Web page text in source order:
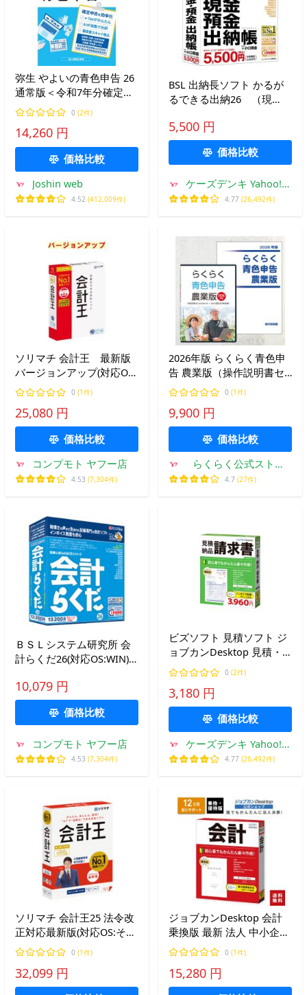
弥生 やよいの青色申告 26
通常版＜令和7年分確定申
告対応＞ ※パッケージ(メ
ディアレス)版 ヤヨイノア
オイロシンコク26-W 返品
種別B
0 (2件)
14,260 円
価格比較
Joshin web
4.52 (412,009件)
BSL 出納長ソフト かるが
るできる出納26 （現
金）
5,500 円
価格比較
ケーズデンキ Yahoo!シ
ョップ
4.77 (26,492件)
ソリマチ 会計王 最新版
バージョンアップ(対応OS:
その他) メーカー在庫品
0 (1件)
25,080 円
価格比較
コンプモト ヤフー店
4.53 (7,304件)
2026年版 らくらく青色申
告 農業版（操作説明書セ
ット）
0 (1件)
9,900 円
価格比較
らくらく公式ストア
Yahoo!店
4.7 (27件)
ＢＳＬシステム研究所 会
計らくだ26(対応OS:WIN)
10,079 円
価格比較
コンプモト ヤフー店
4.53 (7,304件)
ビズソフト 見積ソフト ジ
ョブカンDesktop 見積・
納品・請求書 23
0 (2件)
3,180 円
価格比較
ケーズデンキ Yahoo!シ
ョップ
4.77 (26,492件)
ソリマチ 会計王25 法令改
正対応最新版(対応OS:その
他) メーカー在庫品
0 (1件)
32,099 円
ジョブカンDesktop 会計
乗換版 最新 法人 中小企業
決算 インボイス 電子帳簿
保存 ≪初心者でも簡単！
決算書作成≫ 経営者 個人
事業主 不動産 公式
0 (1件)
15,280 円